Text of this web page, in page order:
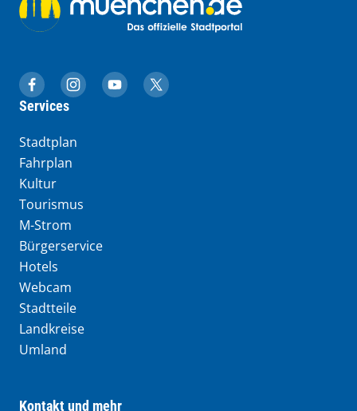
muenchen.de auf Facebook
muenchen.de auf Instagram
muenchen.de auf YouTube
muenchen.de auf X
Services
Stadtplan
Fahrplan
Kultur
Tourismus
M-Strom
Bürgerservice
Hotels
Webcam
Stadtteile
Landkreise
Umland
Kontakt und mehr